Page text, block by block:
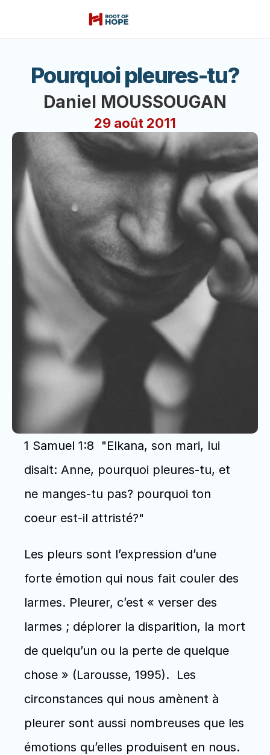
Pourquoi pleures-tu?
Daniel MOUSSOUGAN
29 août 2011
1 Samuel 1:8  "Elkana, son mari, lui
disait: Anne, pourquoi pleures-tu, et
ne manges-tu pas? pourquoi ton
coeur est-il attristé?"
Les pleurs sont l’expression d’une
forte émotion qui nous fait couler des
larmes. Pleurer, c’est « verser des
larmes ; déplorer la disparition, la mort
de quelqu’un ou la perte de quelque
chose » (Larousse, 1995).  Les
circonstances qui nous amènent à
pleurer sont aussi nombreuses que les
émotions qu’elles produisent en nous.